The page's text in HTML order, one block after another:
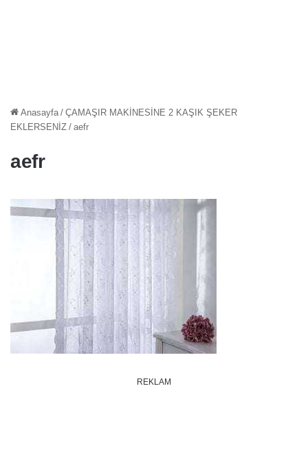
Anasayfa / ÇAMAŞIR MAKİNESİNE 2 KAŞIK ŞEKER
EKLERSENİZ / aefr
aefr
REKLAM